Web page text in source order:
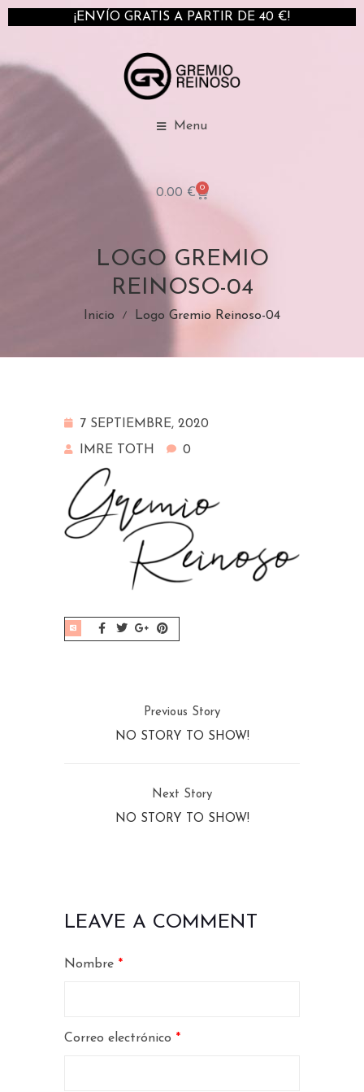
0.00 € 0
Menu
¡ENVÍO GRATIS A PARTIR DE 40 €!
LOGO GREMIO
REINOSO-04
Inicio Logo Gremio Reinoso-04
7 SEPTIEMBRE, 2020
IMRE TOTH
0
Previous Story
NO STORY TO SHOW!
Next Story
NO STORY TO SHOW!
LEAVE A COMMENT
Nombre *
Correo electrónico *